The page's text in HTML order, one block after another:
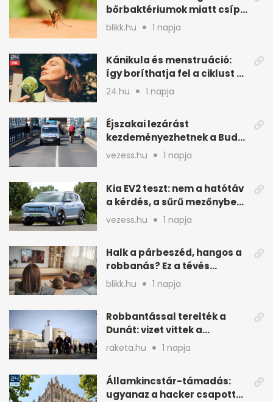
bőrbaktériumok miatt csípik
inkább a szúnyogok
blikk.hu 1 napja
Kánikula és menstruáció:
így boríthatja fel a ciklust a
hőség
24.hu 1 napja
Éjszakai lezárást
kezdeményezhetnek a Budai
Váralagútnál Budapesten
vezess.hu 1 napja
Kia EV2 teszt: nem a hatótáv
a kérdés, a sűrű mezőnyben
dől el
vezess.hu 1 napja
Halk a párbeszéd, hangos a
robbanás? Ez a tévés
beállítás segít
blikk.hu 1 napja
Robbantással terelték a
Dunát: vizet vittek a
cernavodai atomerőmű felé
raketa.hu 1 napja
Államkincstár-támadás:
ugyanaz a hacker csapott